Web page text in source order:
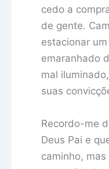
cedo a
de gente.
estacionar
emaranhado
mal
suas
Recordo-me
Deus Pai e
caminho,